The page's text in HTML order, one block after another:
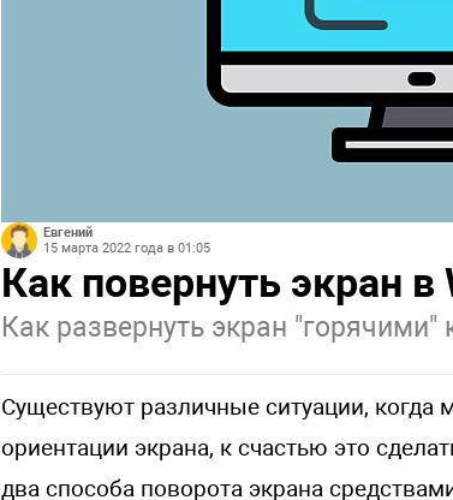
Евгений
15 марта 2022 года в 01:05
Как повернуть экран в
Как развернуть экран
Существуют различные ситуации, когда
ориентации экрана, к счастью это
два способа поворота экрана